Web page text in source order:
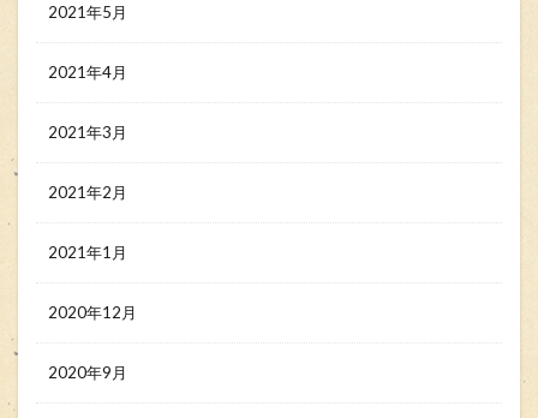
2021年5月
2021年4月
2021年3月
2021年2月
2021年1月
2020年12月
2020年9月